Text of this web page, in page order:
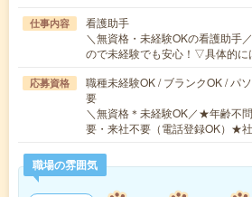
仕事内容
看護助手
＼無資格・未経験OKの看護助手
ので未経験でも安心！▽具体的
応募資格
職種未経験OK / ブランクOK / パ
要
＼無資格＊未経験OK／★年齢不
要・来社不要（電話登録OK）★
職場の雰囲気